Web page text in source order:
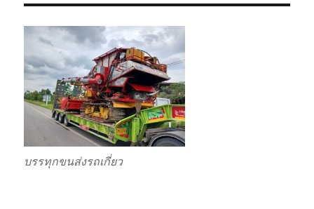
บรรทุกขนส่งรถเกี่ยว